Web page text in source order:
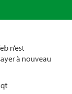
n’est
à nouveau